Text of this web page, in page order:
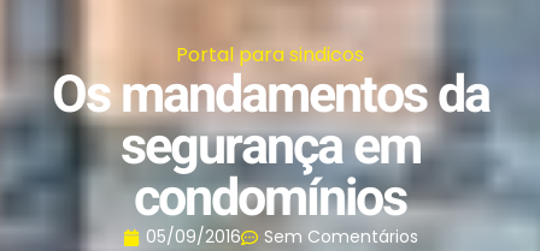
Portal para sindicos
Os mandamentos da
segurança em
condomínios
05/09/2016 Sem Comentários